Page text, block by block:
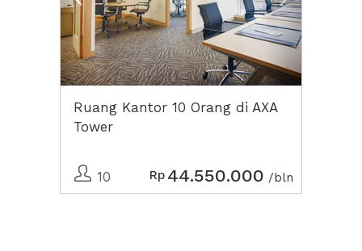
Ruang Kantor 10 Orang di AXA
Tower
10 Rp 44.550.000 /bln